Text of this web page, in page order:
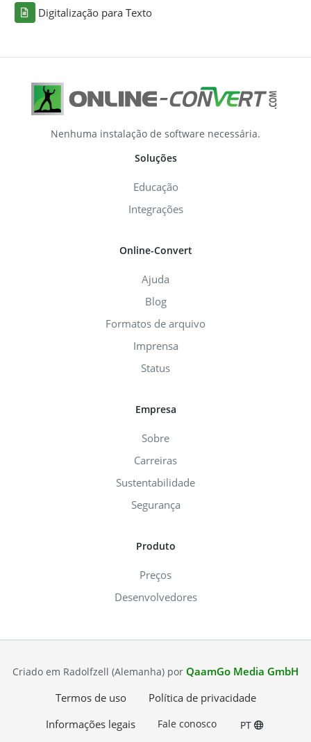
Digitalização para Texto
Nenhuma instalação de software necessária.
Soluções
Educação
Integrações
Online-Convert
Ajuda
Blog
Formatos de arquivo
Imprensa
Status
Empresa
Sobre
Carreiras
Sustentabilidade
Segurança
Produto
Preços
Desenvolvedores
Criado em Radolfzell (Alemanha) por QaamGo Media GmbH
Termos de uso
Política de privacidade
Informações legais
Fale conosco PT